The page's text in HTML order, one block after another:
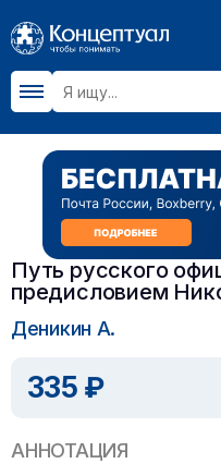
Путь русского
предисловием
Деникин А.
335 ₽
АННОТАЦИЯ